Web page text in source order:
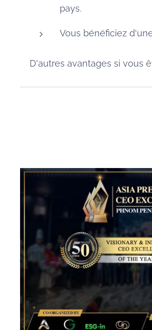
pays.
Vous bénéficiez
D'autres avantages si vous